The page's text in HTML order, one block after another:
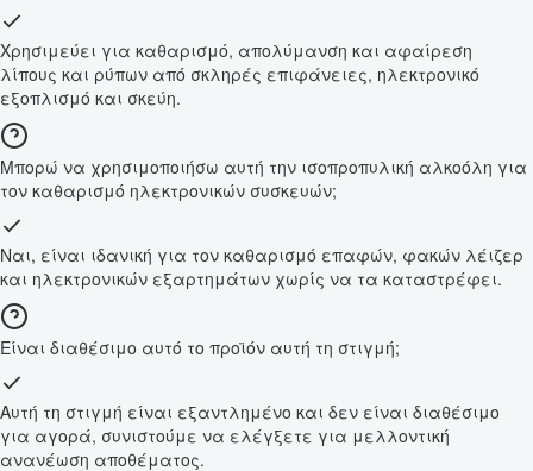
Χρησιμεύει για καθαρισμό, απολύμανση και αφαίρεση
λίπους και ρύπων από σκληρές επιφάνειες, ηλεκτρονικό
εξοπλισμό και σκεύη.
Μπορώ να χρησιμοποιήσω αυτή την ισοπροπυλική αλκοόλη για
τον καθαρισμό ηλεκτρονικών συσκευών;
Ναι, είναι ιδανική για τον καθαρισμό επαφών, φακών λέιζερ
και ηλεκτρονικών εξαρτημάτων χωρίς να τα καταστρέφει.
Είναι διαθέσιμο αυτό το προϊόν αυτή τη στιγμή;
Αυτή τη στιγμή είναι εξαντλημένο και δεν είναι διαθέσιμο
για αγορά, συνιστούμε να ελέγξετε για μελλοντική
ανανέωση αποθέματος.